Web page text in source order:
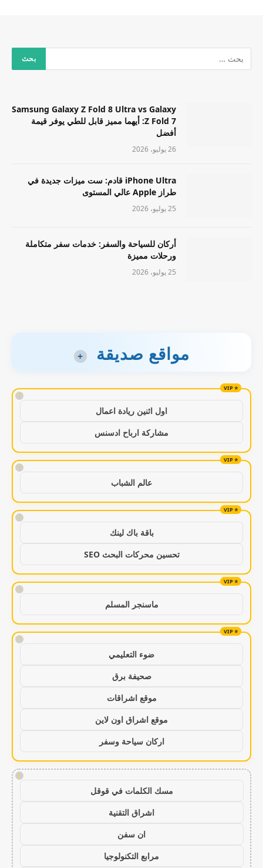
Samsung Galaxy Z Fold 8 Ultra vs Galaxy
Z Fold 7: أيهما مميز قابل للطي يوفر قيمة
أفضل
26 يوليو، 2026
iPhone Ultra قادم: ست ميزات جديدة في
طراز Apple عالي المستوى
25 يوليو، 2026
أركان للسياحة والسفر: خدمات سفر متكاملة
ورحلات مميزة
25 يوليو، 2026
مواقع صديقة +
!
اول اثنين ريادة اعمال
مشاركة ارباح ادسنس
!
عالم الشباب
!
باقة باك لينك
تحسين محركات البحث SEO
!
ماسنجر المسلم
!
ضوء التعليمي
صحيفة برق
موقع اشراقات
موقع اشراق اون لاين
اركان سياحة وسفر
!
مسك الكلمات في قوقل
اشراق التقنية
ان سفن
مرابع التكنولوجيا